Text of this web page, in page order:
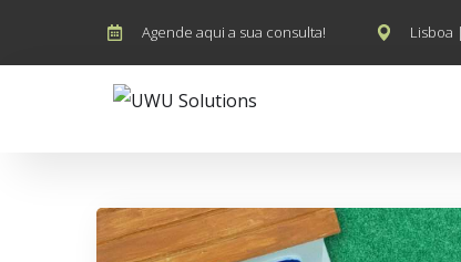
Agende aqui a sua consulta! Lisboa